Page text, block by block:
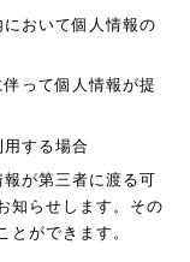
おいて個人情報の
って個人情報が提
する場合
が第三者に渡る可
知らせします。その
とができます。